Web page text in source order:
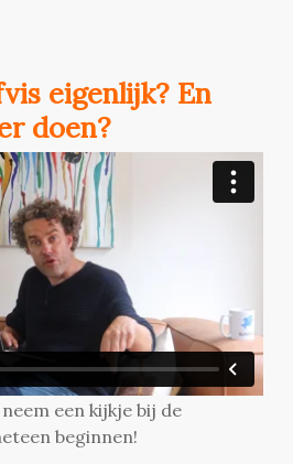
eigenlijk? En
doen?
een kijkje bij de
beginnen!